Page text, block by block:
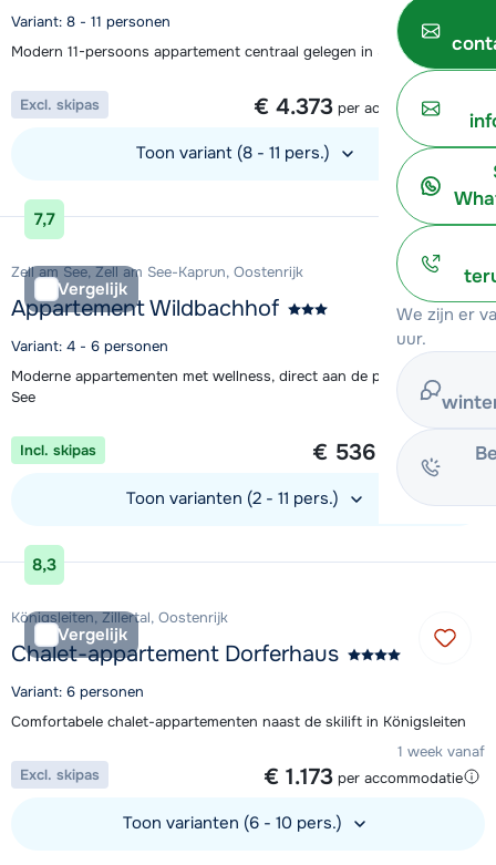
We zijn er
uur.
Variant: 8 - 11 personen
Modern 11-persoons appartement centraal gelegen in Sölden
1 week vanaf
€ 4.373 per accommodatie
Excl. skipas
Toon variant (8 - 11 pers.)
Bekijk accommodatie
7,7
Vergelijk
Zell am See, Zell am See-Kaprun, Oostenrijk
Appartement Wildbachhof
Variant: 4 - 6 personen
Moderne appartementen met wellness, direct aan de piste in Zell am
See
1 week vanaf
€ 536 per persoon
Incl. skipas
Toon varianten (2 - 11 pers.)
Bekijk accommodatie
8,3
Vergelijk
Königsleiten, Zillertal, Oostenrijk
Chalet-appartement Dorferhaus
Variant: 6 personen
Comfortabele chalet-appartementen naast de skilift in Königsleiten
1 week vanaf
€ 1.173 per accommodatie
Excl. skipas
Toon varianten (6 - 10 pers.)